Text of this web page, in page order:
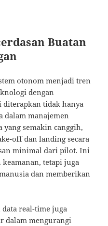
Buatan
otonom menjadi tren
dengan
diterapkan tidak hanya
dalam manajemen
yang semakin canggih,
off dan landing secara
minimal dari pilot. Ini
tetapi juga
dan memberikan
real-time juga
dalam mengurangi